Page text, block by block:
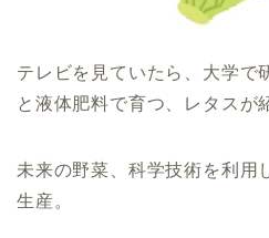
テレビを見ていたら、大学で
と液体肥料で育つ、レタスが
未来の野菜、科学技術を利用
生産。